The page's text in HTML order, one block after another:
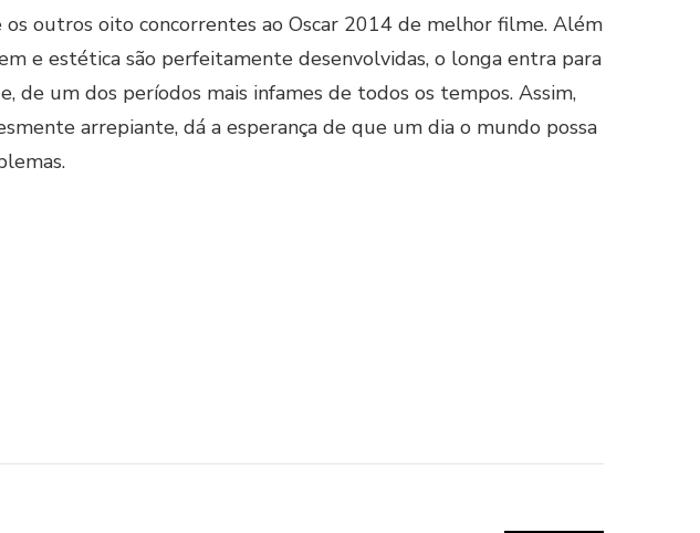
os outros oito concorrentes ao Oscar 2014 de melhor filme. Além
e estética são perfeitamente desenvolvidas, o longa entra para
de um dos períodos mais infames de todos os tempos. Assim,
arrepiante, dá a esperança de que um dia o mundo possa